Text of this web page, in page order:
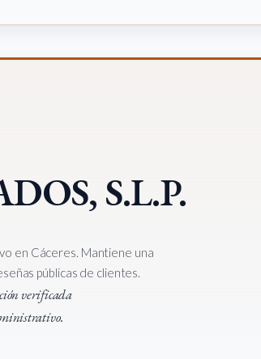
S.L.P.
en Cáceres. Mantiene una
públicas de clientes.
verificada